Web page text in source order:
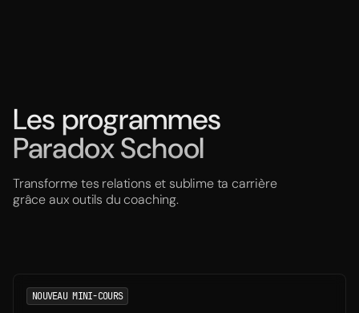
Les programmes
Paradox School
Transforme tes relations et sublime ta carrière
grâce aux outils du coaching.
NOUVEAU MINI-COURS